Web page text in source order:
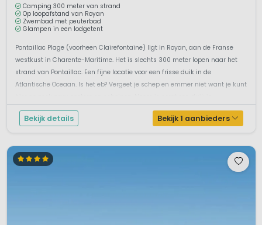
Camping 300 meter van strand
Op loopafstand van Royan
Zwembad met peuterbad
Glampen in een lodgetent
Pontaillac Plage (voorheen Clairefontaine) ligt in Royan, aan de Franse
westkust in Charente-Maritime. Het is slechts 300 meter lopen naar het
strand van Pontaillac. Een fijne locatie voor een frisse duik in de
Atlantische Oceaan. Is het eb? Vergeet je schep en emmer niet want je kunt
Bekijk details Bekijk 1 aanbieders